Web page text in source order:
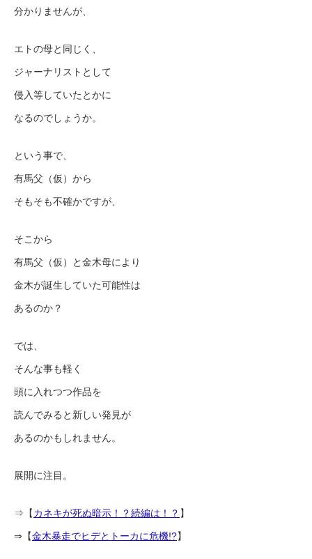
分かりませんが、
エトの母と同じく、
ジャーナリストとして
侵入等していたとかに
なるのでしょうか。
という事で、
有馬父（仮）から
そもそも不確かですが、
そこから
有馬父（仮）と金木母により
金木が誕生していた可能性は
あるのか？
では、
そんな事も軽く
頭に入れつつ作品を
読んでみると新しい発見が
あるのかもしれません。
展開に注目。
⇒【カネキが死ぬ暗示！？続編は！？ 】
⇒【金木暴走でヒデとトーカに危機!?】